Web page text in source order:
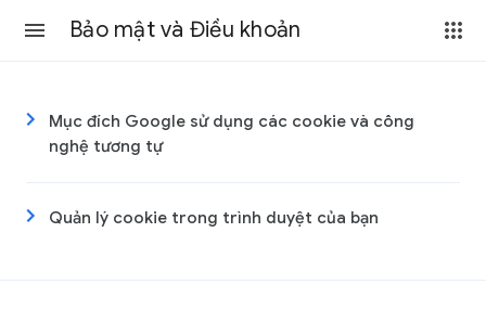
Bảo mật và Điều khoản
Mục đích Google sử dụng các cookie và công
nghệ tương tự
Quản lý cookie trong trình duyệt của bạn